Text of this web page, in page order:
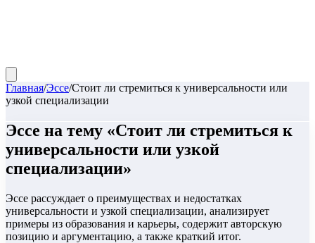
Главная/Эссе/Стоит ли стремиться к универсальности или
узкой специализации
Эссе на тему «Стоит ли стремиться к
универсальности или узкой
специализации»
Эссе рассуждает о преимуществах и недостатках
универсальности и узкой специализации, анализирует
примеры из образования и карьеры, содержит авторскую
позицию и аргументацию, а также краткий итог.